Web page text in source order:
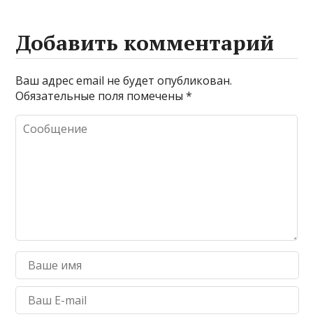
Добавить комментарий
Ваш адрес email не будет опубликован.
Обязательные поля помечены*